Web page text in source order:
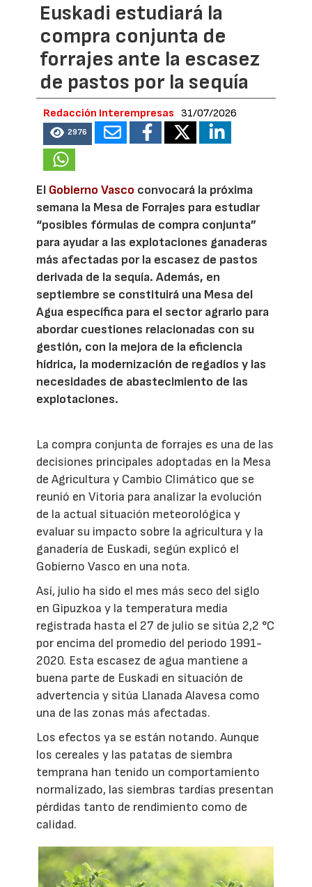
Euskadi estudiará la
compra conjunta de
forrajes ante la escasez
de pastos por la sequía
Redacción Interempresas 31/07/2026
2976
El Gobierno Vasco convocará la próxima
semana la Mesa de Forrajes para estudiar
“posibles fórmulas de compra conjunta”
para ayudar a las explotaciones ganaderas
más afectadas por la escasez de pastos
derivada de la sequía. Además, en
septiembre se constituirá una Mesa del
Agua específica para el sector agrario para
abordar cuestiones relacionadas con su
gestión, con la mejora de la eficiencia
hídrica, la modernización de regadíos y las
necesidades de abastecimiento de las
explotaciones.
La compra conjunta de forrajes es una de las
decisiones principales adoptadas en la Mesa
de Agricultura y Cambio Climático que se
reunió en Vitoria para analizar la evolución
de la actual situación meteorológica y
evaluar su impacto sobre la agricultura y la
ganadería de Euskadi, según explicó el
Gobierno Vasco en una nota.
Así, julio ha sido el mes más seco del siglo
en Gipuzkoa y la temperatura media
registrada hasta el 27 de julio se sitúa 2,2 °C
por encima del promedio del periodo 1991-
2020. Esta escasez de agua mantiene a
buena parte de Euskadi en situación de
advertencia y sitúa Llanada Alavesa como
una de las zonas más afectadas.
Los efectos ya se están notando. Aunque
los cereales y las patatas de siembra
temprana han tenido un comportamiento
normalizado, las siembras tardías presentan
pérdidas tanto de rendimiento como de
calidad.